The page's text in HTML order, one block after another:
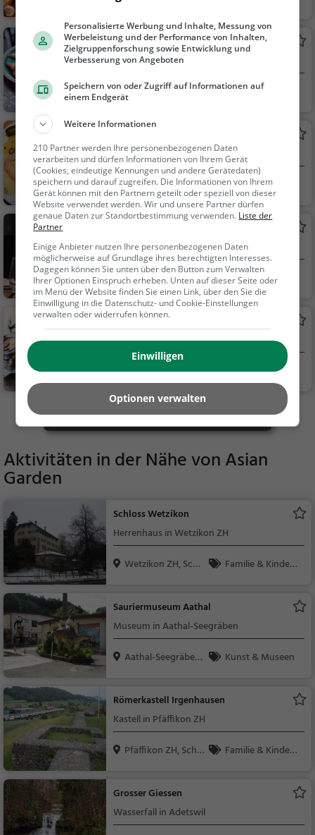
Shuttlezone
Bistro in Wetzikon ZH
Wetzikon ZH, Sch
Restaurant, Bistr
Schweizerisches Restaurant in Wetzikon ZH
Wetzikon ZH, Sch
weiz
Restaurant, Schw
eizerisch, Regionalkü
che, Mittagessen, Ab
Restaurant in Wetzikon ZH
Wetzikon ZH, Sch
weiz
Restaurant, Aben
dessen, Mittagessen
Steiner Beck
Café in Wetzikon ZH
Wetzikon ZH, Sch
weiz
Café, Kaffee / Kuc
hen, Gebäck / Teigwa
Mehr Gaststätten in Wetzikon ZH finden
Aktivitäten in der Nähe vonAsian
Garden
Schloss Wetzikon
Herrenhaus in Wetzikon ZH
Wetzikon ZH, Sch
Familie & Kinder,
Sauriermuseum Aathal
Museum in Aathal-Seegräben
Aathal-Seegräben,
Kunst & Museen
Römerkastell Irgenhausen
Kastell in Pfäffikon ZH
Pfäffikon ZH, Schw
Familie & Kinder,
Grosser Giessen
Wasserfall in Adetswil
Personalisierte Werbung und Inhalte, Messung von
Werbeleistung und der Performance von Inhalten,
Zielgruppenforschung sowie Entwicklung und
Verbesserung von Angeboten
Speichern von oder Zugriff auf Informationen auf
einem Endgerät
Weitere Informationen
210 Partner werden Ihre personenbezogenen Daten
verarbeiten und dürfen Informationen von Ihrem Gerät
(Cookies, eindeutige Kennungen und andere Gerätedaten)
speichern und darauf zugreifen. Die Informationen von Ihrem
Gerät können mit den Partnern geteilt oder speziell von dieser
Website verwendet werden. Wir und unsere Partner dürfen
genaue Daten zur Standortbestimmung verwenden. Liste der
Partner
Einige Anbieter nutzen Ihre personenbezogenen Daten
möglicherweise auf Grundlage ihres berechtigten Interesses.
Dagegen können Sie unten über den Button zum Verwalten
Ihrer Optionen Einspruch erheben. Unten auf dieser Seite oder
im Menü der Website finden Sie einen Link, über den Sie die
Einwilligung in die Datenschutz- und Cookie-Einstellungen
verwalten oder widerrufen können.
Einwilligen
Optionen verwalten